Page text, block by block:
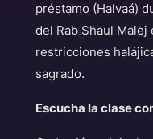
préstamo (Halvaá)
del Rab Shaul
restricciones
sagrado.
Escucha la clase